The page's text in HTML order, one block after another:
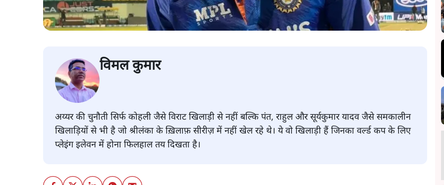
विमल कुमार
अय्यर की चुनौती सिर्फ कोहली जैसे विराट खिलाड़ी से नहीं बल्कि पंत, राहुल और सूर्यकुमार यादव जैसे समकालीन
खिलाड़ियों से भी है जो श्रीलंका के ख़िलाफ़ सीरीज़ में नहीं खेल रहे थे। ये वो खिलाड़ी हैं जिनका वर्ल्ड कप के लिए
प्लेइंग इलेवन में होना फिलहाल तय दिखता है।